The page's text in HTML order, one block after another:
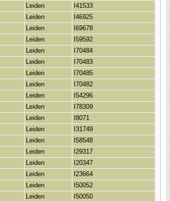
Leiden
I41533
Leiden
I46925
Leiden
I69678
Leiden
I59592
Leiden
I70484
Leiden
I70483
Leiden
I70485
Leiden
I70482
Leiden
I54296
Leiden
I78309
Leiden
I8071
Leiden
I31749
Leiden
I58548
Leiden
I29317
Leiden
I20347
Leiden
I23664
Leiden
I50052
Leiden
I50050